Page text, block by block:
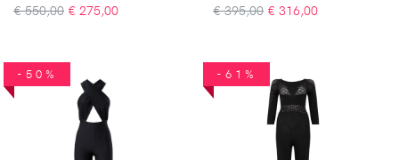
€ 550,00 € 275,00 € 395,00 € 316,00
-50% -61%